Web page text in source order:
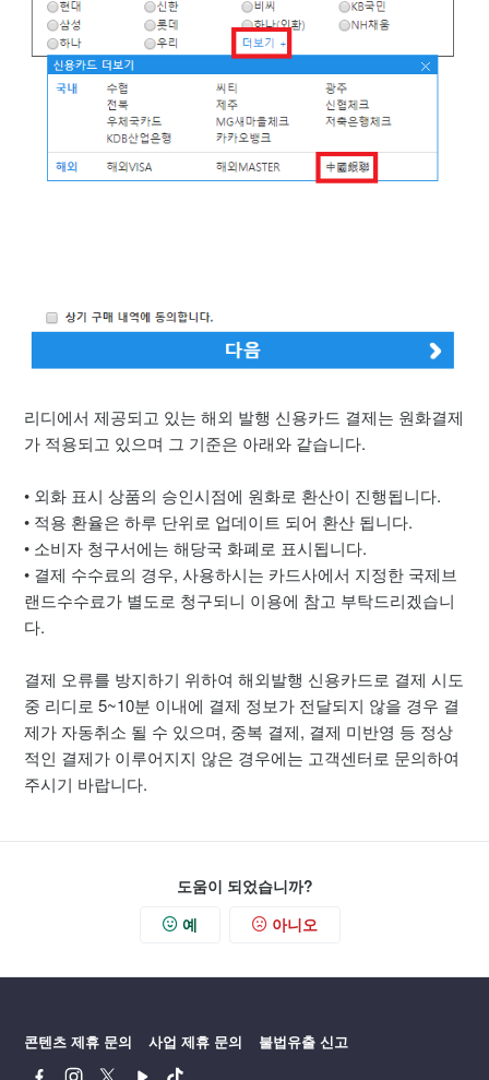
더보기
리디에서 제공되고 있는 해외 발행 신용카드 결제는 원화결제
가 적용되고 있으며 그 기준은 아래와 같습니다.
• 외화 표시 상품의 승인시점에 원화로 환산이 진행됩니다.
• 적용 환율은 하루 단위로 업데이트 되어 환산 됩니다.
• 소비자 청구서에는 해당국 화폐로 표시됩니다.
• 결제 수수료의 경우, 사용하시는 카드사에서 지정한 국제브
랜드수수료가 별도로 청구되니 이용에 참고 부탁드리겠습니
다.
결제 오류를 방지하기 위하여 해외발행 신용카드로 결제 시도
중 리디로 5~10분 이내에 결제 정보가 전달되지 않을 경우 결
제가 자동취소 될 수 있으며, 중복 결제, 결제 미반영 등 정상
적인 결제가 이루어지지 않은 경우에는 고객센터로 문의하여
주시기 바랍니다.
도움이 되었습니까?
예 아니오
콘텐츠 제휴 문의 사업 제휴 문의 불법유출 신고
페
인